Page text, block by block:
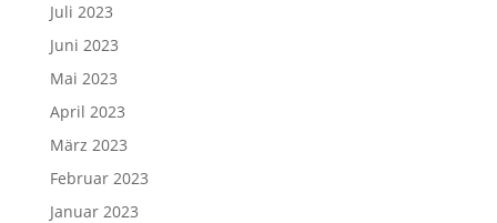
Juli 2023
Juni 2023
Mai 2023
April 2023
März 2023
Februar 2023
Januar 2023